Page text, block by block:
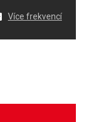
Více frekvencí